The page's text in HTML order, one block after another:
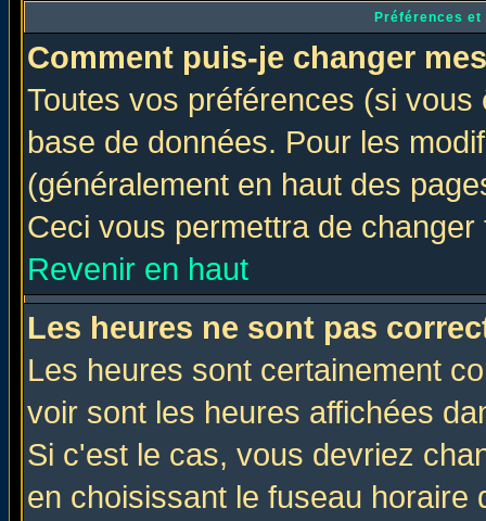
Préférences
Comment puis-je changer
Toutes vos préférences (si
base de données. Pour les
(généralement en haut des
Ceci vous permettra de
Revenir en haut
Les heures ne sont pas
Les heures sont certainement
voir sont les heures affichées
Si c'est le cas, vous devriez
en choisissant le fuseau